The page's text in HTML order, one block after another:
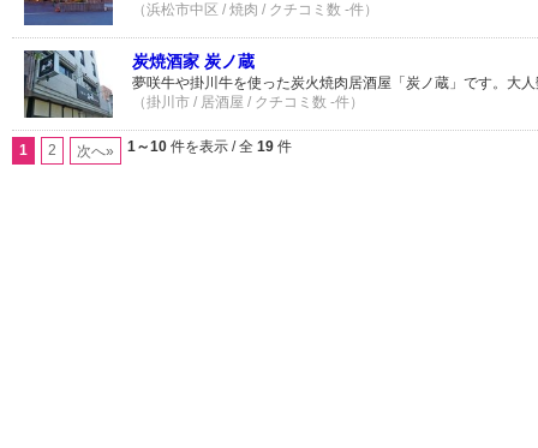
（浜松市中区 / 焼肉 / クチコミ数 -件）
炭焼酒家 炭ノ蔵
夢咲牛や掛川牛を使った炭火焼肉居酒屋「炭ノ蔵」です。大
（掛川市 / 居酒屋 / クチコミ数 -件）
1 2 次へ» 1～10 件を表示 / 全 19 件